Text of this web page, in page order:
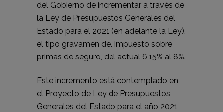
del Gobierno de incrementar a través de
la Ley de Presupuestos Generales del
Estado para el 2021 (en adelante la Ley),
el tipo gravamen del impuesto sobre
primas de seguro, del actual 6,15% al 8%.
Este incremento está contemplado en
el Proyecto de Ley de Presupuestos
Generales del Estado para el año 2021